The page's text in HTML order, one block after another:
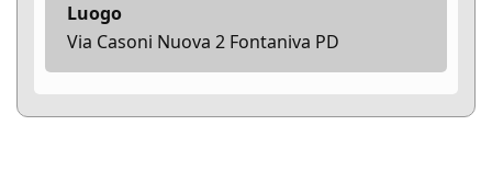
Luogo
Via Casoni Nuova 2 Fontaniva PD